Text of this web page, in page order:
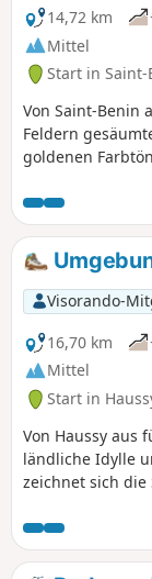
14,72 km
Mittel
Start in
Von Saint-Benin
Feldern
goldenen
unterbrochen,
bewahren
der diskrete
Gassen eine
Souplet geht.
Dorfleben,
Duft frischer
Hecken. Diese
Authentizität
und den
Visorando-
16,70 km
Mittel
Start in
Von Haussy aus
ländliche Idylle
zeichnet sich die
Die Wege führen
Solesmes, einer
in der